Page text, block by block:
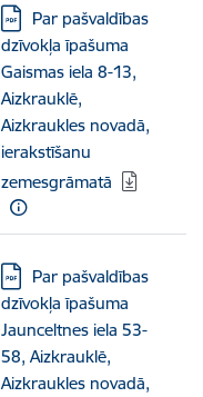
Lejupielādēt:
Par pašvaldības
dzīvokļa īpašuma
Gaismas iela 8-13,
Aizkrauklē,
Aizkraukles novadā,
ierakstīšanu
zemesgrāmatā
Lejupielādēt:
Par pašvaldības
dzīvokļa īpašuma
Jaunceltnes iela 53-
58, Aizkrauklē,
Aizkraukles novadā,